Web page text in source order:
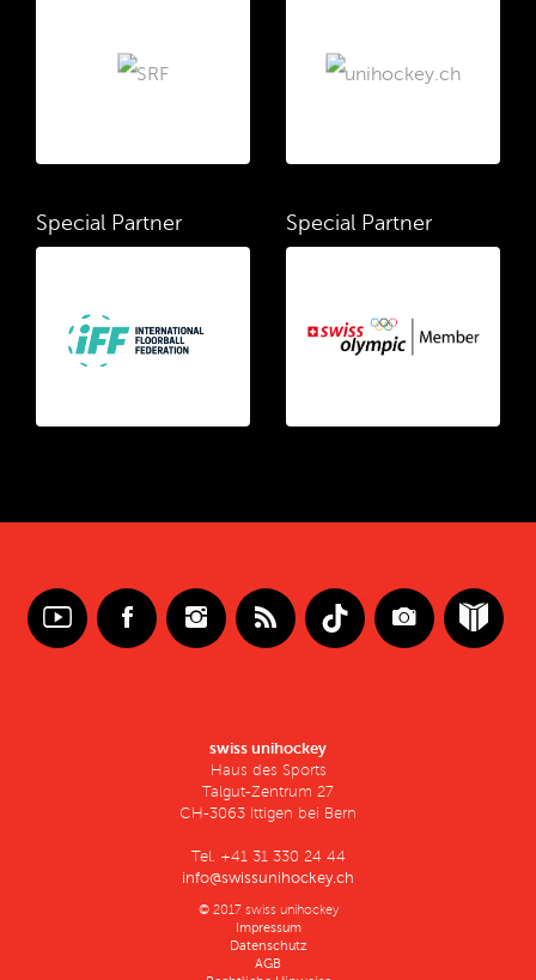
Special Partner Special Partner
swiss unihockey
Haus des Sports
Talgut-Zentrum 27
CH-3063 Ittigen bei Bern
Tel. +41 31 330 24 44
info@swissunihockey.ch
© 2017 swiss unihockey
Impressum
Datenschutz
AGB